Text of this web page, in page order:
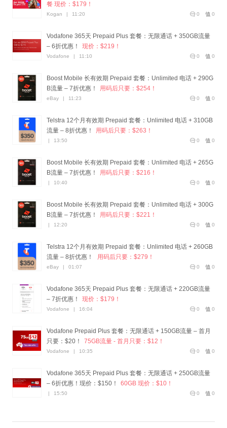
餐 现价：$179！
0
0
Kogan | 11:20
Vodafone 365天 Prepaid Plus 套餐：无限通话 + 350GB流量
– 6折优惠！
现价：$219！
0
0
Vodafone | 11:10
Boost Mobile 长有效期 Prepaid 套餐：Unlimited 电话 + 290G
B流量 – 7折优惠！
用码后只要：$254！
0
0
eBay | 11:23
Telstra 12个月有效期 Prepaid 套餐：Unlimited 电话 + 310GB
流量 – 8折优惠！
用码后只要：$263！
0
0
| 13:50
Boost Mobile 长有效期 Prepaid 套餐：Unlimited 电话 + 265G
B流量 – 7折优惠！
用码后只要：$216！
0
0
| 10:40
Boost Mobile 长有效期 Prepaid 套餐：Unlimited 电话 + 300G
B流量 – 7折优惠！
用码后只要：$221！
0
0
| 12:20
Telstra 12个月有效期 Prepaid 套餐：Unlimited 电话 + 260GB
流量 – 8折优惠！
用码后只要：$279！
0
0
eBay | 01:07
Vodafone 365天 Prepaid Plus 套餐：无限通话 + 220GB流量
– 7折优惠！
现价：$179！
0
0
Vodafone | 16:04
Vodafone Prepaid Plus 套餐：无限通话 + 150GB流量 – 首月
只要：$20！
75GB流量 - 首月只要：$12！
0
0
Vodafone | 10:35
Vodafone 365天 Prepaid Plus 套餐：无限通话 + 250GB流量
– 6折优惠！现价：$150！
60GB 现价：$10！
0
0
| 15:50